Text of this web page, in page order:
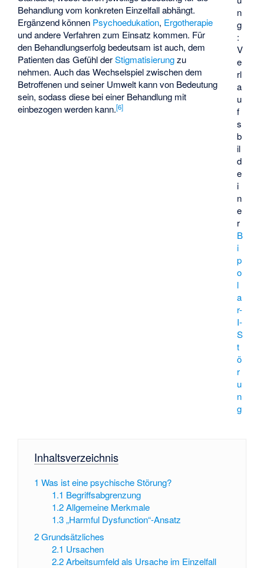
n
g
:
V
e
rl
a
u
f
s
b
il
d
e
i
n
e
r
B
i
p
o
l
a
r-
I-
S
t
ö
r
u
n
g
Behandlung vom konkreten Einzelfall abhängt.
Ergänzend können Psychoedukation, Ergotherapie
und andere Verfahren zum Einsatz kommen. Für
den Behandlungserfolg bedeutsam ist auch, dem
Patienten das Gefühl derStigmatisierungzu
nehmen. Auch das Wechselspiel zwischen dem
Betroffenen und seiner Umwelt kann von Bedeutung
sein, sodass diese bei einer Behandlung mit
einbezogen werden kann.[6]
Inhaltsverzeichnis
1 Was ist eine psychische Störung?
1.1 Begriffsabgrenzung
1.2 Allgemeine Merkmale
1.3 „Harmful Dysfunction“-Ansatz
2Grundsätzliches
2.1 Ursachen
2.2 Arbeitsumfeld als Ursache im Einzelfall